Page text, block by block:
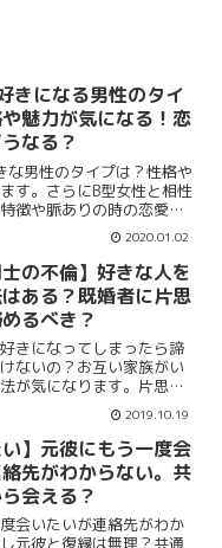
きになる男性のタイ
魅力が気になる！恋
なる？
な男性のタイプは？性格や
す。さらにB型女性と相性
徴や脈ありの時の恋愛態
していきます。B型女性は
どうなるのでしょうか？性
徴、男性の良い相性、脈あ
をまとめていきます。
2020.01.02
士の不倫】好きな人を
ある？既婚者に片思
るべき？
きになってしまったら諦
ないの？お互い家族がい
が気になります。片思い
法も紹介。さらに既婚者
に両思いになった時のサイ
す。結論を言うと既婚者同
ても諦めた方がいいでし
2019.10.19
い】元彼にもう一度会
先がわからない。共
会える？
会いたいが連絡先がわか